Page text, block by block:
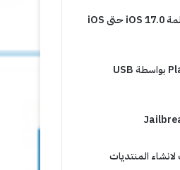
جلبريك RELAXIN يدعم انظمة iOS 17.0 حتى iOS
طريقة تحديث PlayStation 5 بواسطة USB
المنتديات